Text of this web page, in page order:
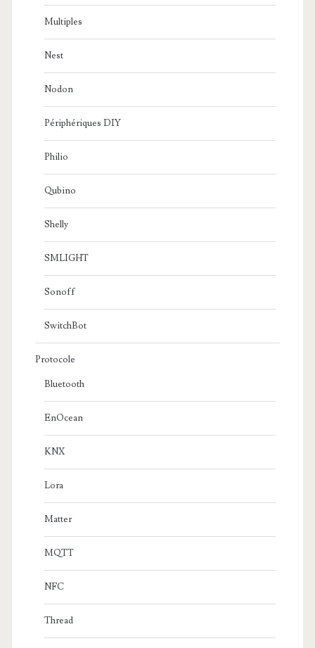
Multiples
Nest
Nodon
Périphériques DIY
Philio
Qubino
Shelly
SMLIGHT
Sonoff
SwitchBot
Protocole
Bluetooth
EnOcean
KNX
Lora
Matter
MQTT
NFC
Thread